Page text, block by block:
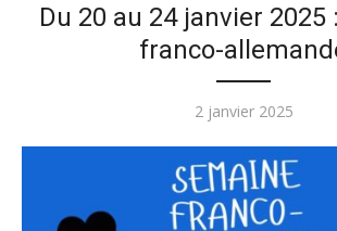
Du 20 au 24 janvier 2025
franco-
Publié
2 janvier 2025